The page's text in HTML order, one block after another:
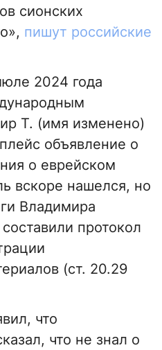
сионских
пишут российские
2024 года
Т. (имя изменено)
объявление о
о еврейском
вскоре нашелся, но
Владимира
протокол
(ст. 20.29
что
что не знал о